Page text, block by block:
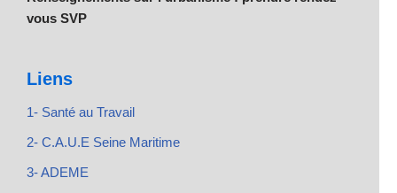
vous SVP
Liens
1- Santé au Travail
2- C.A.U.E Seine Maritime
3- ADEME